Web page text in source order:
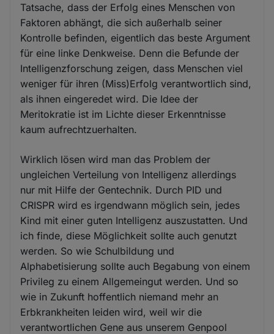
Tatsache, dass der Erfolg eines Menschen von
Faktoren abhängt, die sich außerhalb seiner
Kontrolle befinden, eigentlich das beste Argument
für eine linke Denkweise. Denn die Befunde der
Intelligenzforschung zeigen, dass Menschen viel
weniger für ihren (Miss)Erfolg verantwortlich sind,
als ihnen eingeredet wird. Die Idee der
Meritokratie ist im Lichte dieser Erkenntnisse
kaum aufrechtzuerhalten.
Wirklich lösen wird man das Problem der
ungleichen Verteilung von Intelligenz allerdings
nur mit Hilfe der Gentechnik. Durch PID und
CRISPR wird es irgendwann möglich sein, jedes
Kind mit einer guten Intelligenz auszustatten. Und
ich finde, diese Möglichkeit sollte auch genutzt
werden. So wie Schulbildung und
Alphabetisierung sollte auch Begabung von einem
Privileg zu einem Allgemeingut werden. Und so
wie in Zukunft hoffentlich niemand mehr an
Erbkrankheiten leiden wird, weil wir die
verantwortlichen Gene aus unserem Genpool